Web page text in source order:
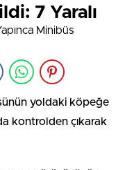
7 Yaralı
yoldaki köpeğe
kontrolden çıkarak